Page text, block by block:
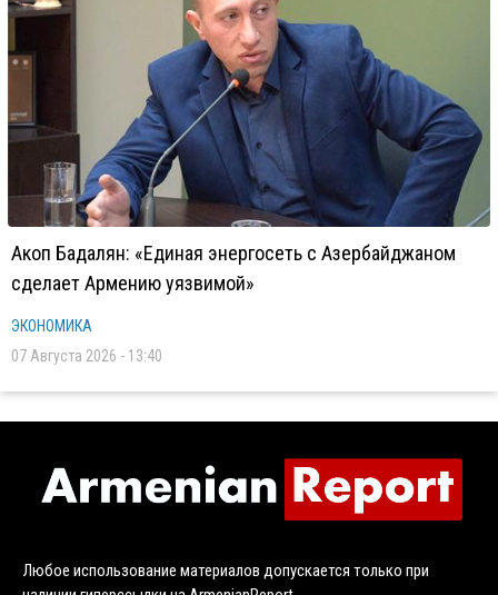
Акоп Бадалян: «Единая энергосеть с Азербайджаном
сделает Армению уязвимой»
ЭКОНОМИКА
07 Августа 2026 - 13:40
Любое использование материалов допускается только при